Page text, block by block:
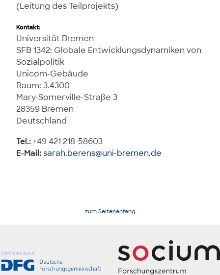
(Leitung des Teilprojekts)
Kontakt:
Universität Bremen
SFB 1342: Globale Entwicklungsdynamiken von
Sozialpolitik
Unicom-Gebäude
Raum: 3.4300
Mary-Somerville-Straße 3
28359 Bremen
Deutschland
Tel.: +49 421 218-58603
E-Mail:sarah.berens@uni-bremen.de
zum Seitenanfang